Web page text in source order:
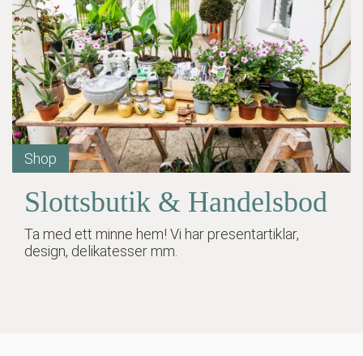
Shop
Slottsbutik & Handelsbod
Ta med ett minne hem! Vi har presentartiklar,
design, delikatesser mm.